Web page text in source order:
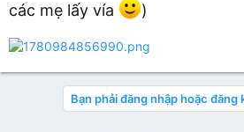
các mẹ lấy vía
)
Bạn phải đăng nhập hoặc đăng